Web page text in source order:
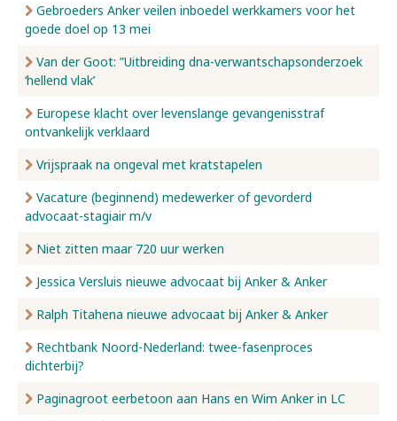
Gebroeders Anker veilen inboedel werkkamers voor het
goede doel op 13 mei
Van der Goot: ”Uitbreiding dna-verwantschapsonderzoek
‘hellend vlak’
Europese klacht over levenslange gevangenisstraf
ontvankelijk verklaard
Vrijspraak na ongeval met kratstapelen
Vacature (beginnend) medewerker of gevorderd
advocaat-stagiair m/v
Niet zitten maar 720 uur werken
Jessica Versluis nieuwe advocaat bij Anker & Anker
Ralph Titahena nieuwe advocaat bij Anker & Anker
Rechtbank Noord-Nederland: twee-fasenproces
dichterbij?
Paginagroot eerbetoon aan Hans en Wim Anker in LC